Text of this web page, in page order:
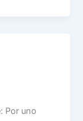
Por uno